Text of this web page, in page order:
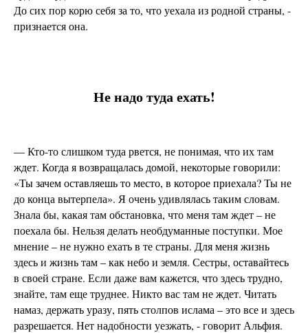
До сих пор корю себя за то, что уехала из родной страны, -
признается она.
Не надо туда ехать!
— Кто-то слишком туда рвется, не понимая, что их там
ждет. Когда я возвращалась домой, некоторые говорили:
«Ты зачем оставляешь то место, в которое приехала? Ты не
до конца вытерпела». Я очень удивлялась таким словам.
Знала бы, какая там обстановка, что меня там ждет – не
поехала бы. Нельзя делать необдуманные поступки. Мое
мнение – не нужно ехать в те страны. Для меня жизнь
здесь и жизнь там – как небо и земля. Сестры, оставайтесь
в своей стране. Если даже вам кажется, что здесь трудно,
знайте, там еще труднее. Никто вас там не ждет. Читать
намаз, держать уразу, пять столпов ислама – это все и здесь
разрешается. Нет надобности уезжать, - говорит Альфия.